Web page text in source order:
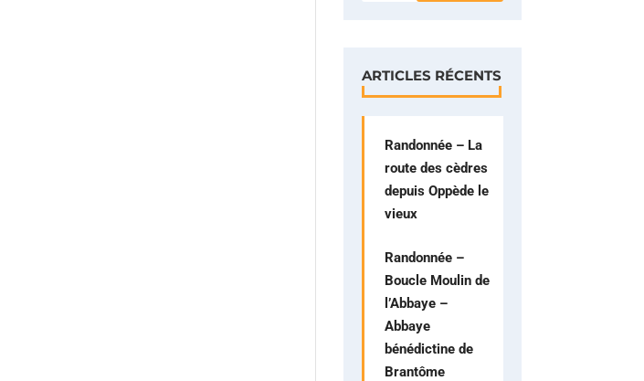
ARTICLES RÉCENTS
Randonnée – La
route des cèdres
depuis Oppède le
vieux
Randonnée –
Boucle Moulin de
l’Abbaye –
Abbaye
bénédictine de
Brantôme